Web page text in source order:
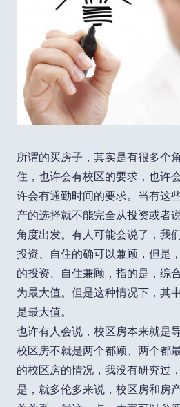
所谓的买房子，其实是有很多个
住，也许会有校区的要求，也许
许会有通勤时间的要求。当有这
产的选择就不能完全从投资或者
角度出发。有人可能会说了，我
投资、自住的确可以兼顾，但是
的投资、自住兼顾，指的是，综
为最大值。但是这种情况下，其
是最大值。
也许有人会说，校区房本来就是
校区房不就是两个都顾、两个都
的校区房的情况，我没有研究过
是，就多伦多来说，校区房和房